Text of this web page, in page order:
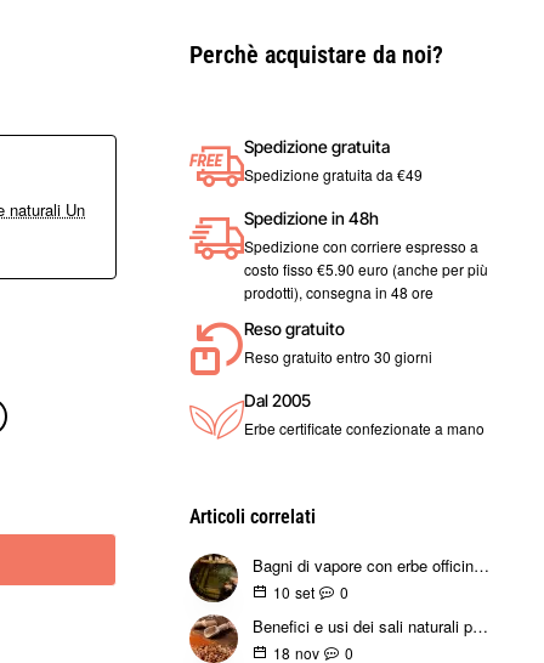
naturali Un
Perchè acquistare da noi?
Spedizione gratuita
Spedizione gratuita da €49
Spedizione in 48h
Spedizione con corriere espresso a
costo fisso €5.90 euro (anche per più
prodotti), consegna in 48 ore
Reso gratuito
Reso gratuito entro 30 giorni
Dal 2005
Erbe certificate confezionate a mano
Articoli correlati
Bagni di vapore con erbe officinali: guida tradizionale e moderna
10 set 0
Benefici e usi dei sali naturali per condire e riequilibrare
18 nov 0